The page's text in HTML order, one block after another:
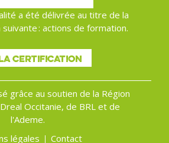
a été délivrée au titre de la
: actions de formation.
CERTIFICATION
grâce au soutien de la Région
Occitanie, de BRL et de
l'Ademe.
légales Contact